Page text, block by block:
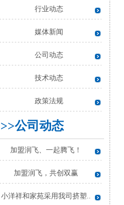
行业动态
媒体新闻
公司动态
技术动态
政策法规
>>公司动态
加盟润飞、一起腾飞！
加盟润飞，共创双赢
小洋祥和家苑采用我司挤塑..